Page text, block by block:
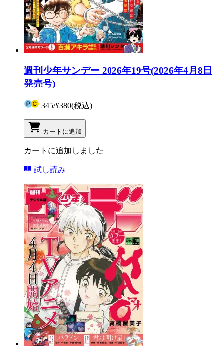
週刊少年サンデー 2026年19号(2026年4月8日
発売号)
345/¥380(税込)
カートに追加
カートに追加しました
試し読み